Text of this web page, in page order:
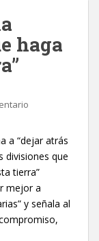
haga
a “dejar atrás
divisiones que
tierra”
mejor a
y señala al